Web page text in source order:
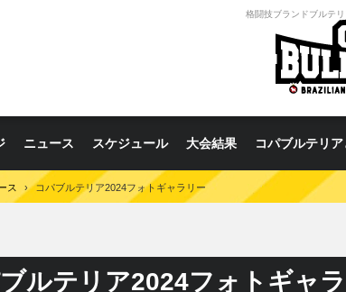
格闘技ブランドブルテ
ニュース スケジュール 大会結果 コパブルテリ
ス › コパブルテリア2024フォトギャラリー
ルテリア2024フォトギャ